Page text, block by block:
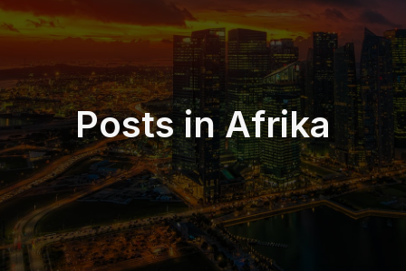
Posts in Afrika